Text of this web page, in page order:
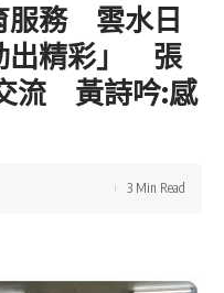
服務 雲水日
出精彩」 張
流 黃詩吟:感
3 Min Read